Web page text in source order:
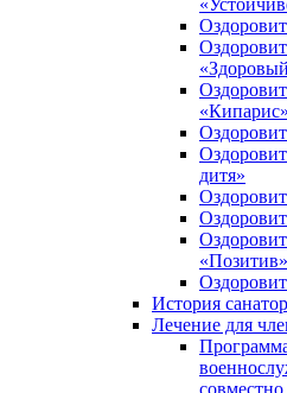
«Кипарис»
дитя»
«Позитив»
История
Лечение для